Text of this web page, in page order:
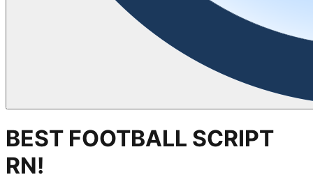
BEST FOOTBALL SCRIPT
RN!